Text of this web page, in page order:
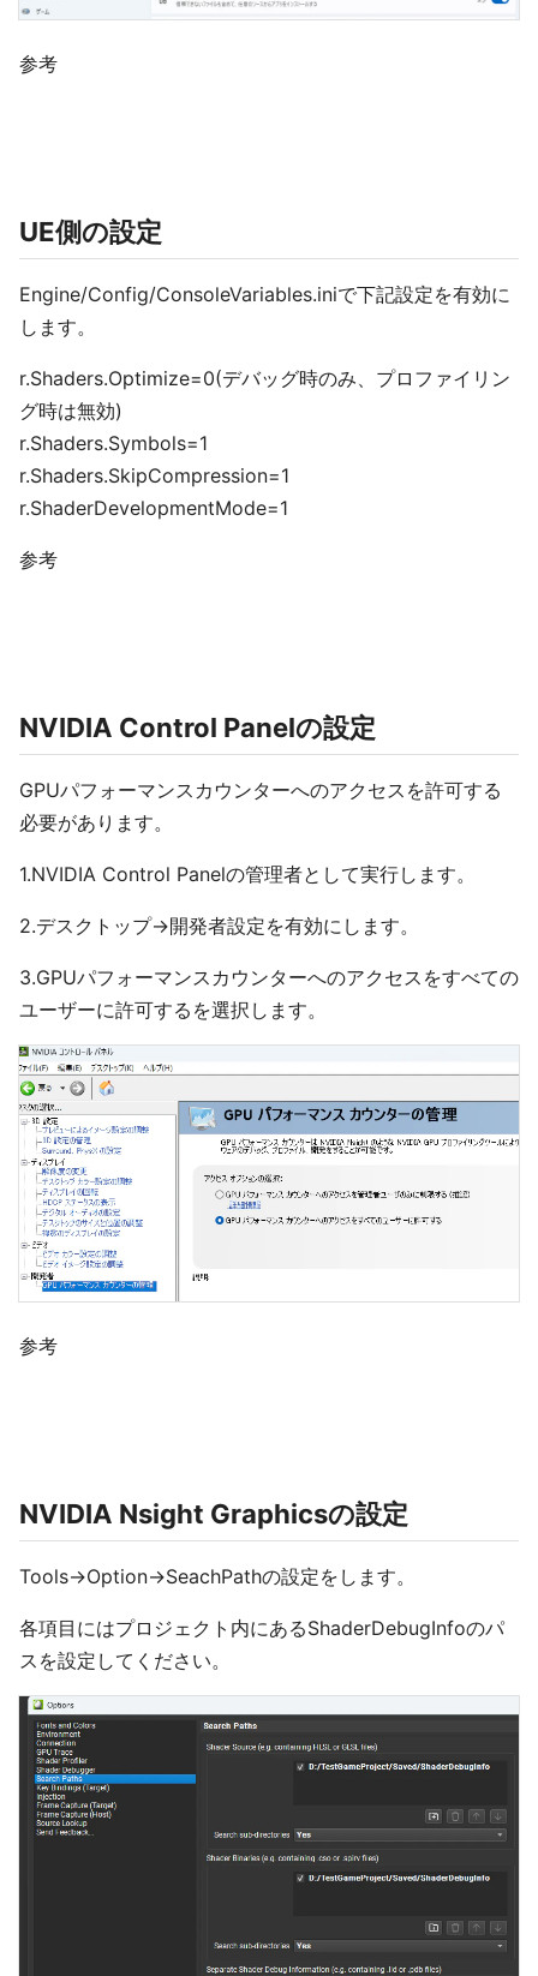
参考
UE側の設定
Engine/Config/ConsoleVariables.iniで下記設定を有効に
します。
r.Shaders.Optimize=0(デバッグ時のみ、プロファイリン
グ時は無効)
r.Shaders.Symbols=1
r.Shaders.SkipCompression=1
r.ShaderDevelopmentMode=1
参考
NVIDIA Control Panelの設定
GPUパフォーマンスカウンターへのアクセスを許可する
必要があります。
1.NVIDIA Control Panelの管理者として実行します。
2.デスクトップ→開発者設定を有効にします。
3.GPUパフォーマンスカウンターへのアクセスをすべての
ユーザーに許可するを選択します。
参考
NVIDI​A Nsight Graphicsの設定
Tools→Option→SeachPathの設定をします。
各項目にはプロジェクト内にあるShaderDebugInfoのパ
スを設定してください。